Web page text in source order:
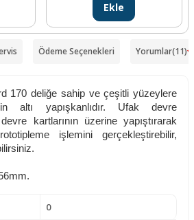
Ekle
Ödeme Seçenekleri Yorumlar(11)
170 deliğe sahip ve çeşitli yüzeylere
altı yapışkanlıdır. Ufak devre
kartlarının üzerine yapıştırarak
işlemini gerçekleştirebilir,
0